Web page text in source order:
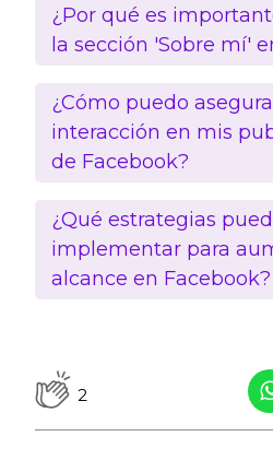
¿Por qué es
la sección 'Sobre mí'
¿Cómo puedo
interacción en mis
de Facebook?
¿Qué estrategias
implementar para
alcance en Facebook?
2